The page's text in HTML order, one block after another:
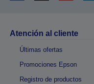
Atención al cliente
Últimas ofertas
Promociones Epson
Registro de productos